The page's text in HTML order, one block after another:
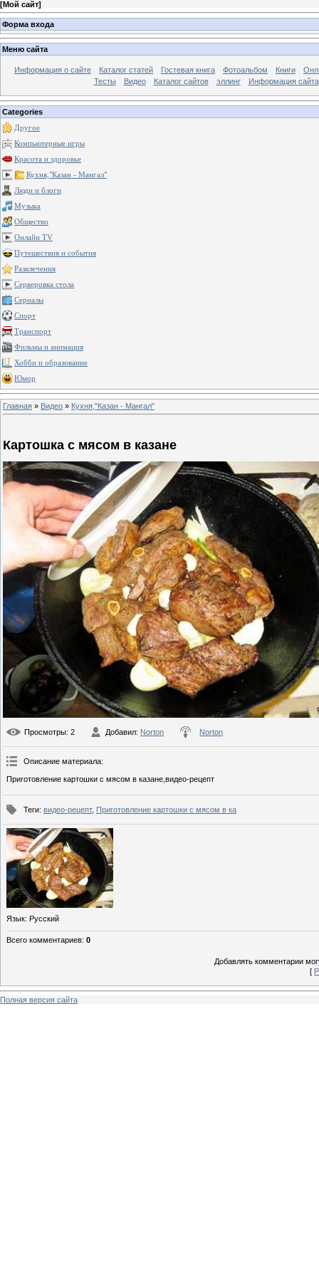
[Мой сайт]
Форма входа
Меню сайта
Информация о сайте Каталог статей Гостевая книга Фотоальбом Книги
Тесты
Видео Каталог сайтов эллинг Информация сайта
Categories
Другое
Компьютерные игры
Красота и здоровье
Кухня,"Казан - Мангал"
Люди и блоги
Музыка
Общество
Онлайн TV
Путешествия и события
Развлечения
Серверовка стола
Сериалы
Спорт
Транспорт
Фильмы и анимация
Хобби и образование
Юмор
Главная » Видео » Кухня,"Казан - Мангал"
Картошка с мясом в казане
Просмотры: 2 Добавил: Norton Norton
Описание материала:
Приготовление картошки с мясом в казане,видео-рецепт
Теги: видео-рецепт, Приготовление картошки с мясом в ка
Язык: Русский
Всего комментариев: 0
Добавлять комментарии
[
Полная версия сайта